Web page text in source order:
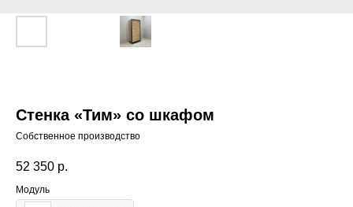
Стенка «Тим» со шкафом
Собственное производство
52 350 р.
Модуль